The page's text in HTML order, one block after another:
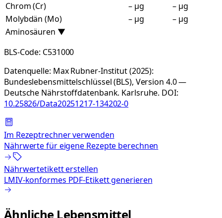
Chrom (Cr)
– µg
– µg
Molybdän (Mo)
– µg
– µg
Aminosäuren ▼
BLS-Code: C531000
Datenquelle: Max Rubner-Institut (2025):
Bundeslebensmittelschlüssel (BLS), Version 4.0 —
Deutsche Nährstoffdatenbank. Karlsruhe. DOI:
10.25826/Data20251217-134202-0
Im Rezeptrechner verwenden
Nährwerte für eigene Rezepte berechnen
Nährwertetikett erstellen
LMIV-konformes PDF-Etikett generieren
Ähnliche Lebensmittel